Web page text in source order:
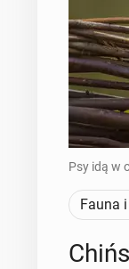
Psy idą w
Fauna